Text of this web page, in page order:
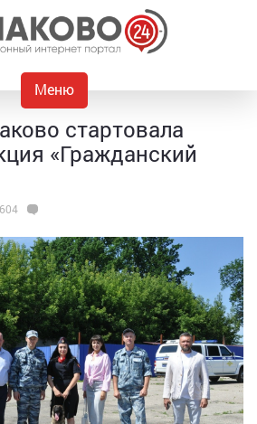
Меню
стартовала
«Гражданский